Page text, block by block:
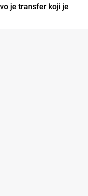
je transfer koji je